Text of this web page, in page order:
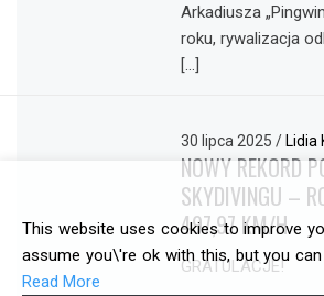
Arkadiusza
roku, rywalizacja
[…]
30 lipca 2025/ Lidia
NOWY REKORD
SKYDIVINGU –
497,97 KM/H
GRATULACJE!
This website uses cookies to improve
assume you\'re ok with this, but you
Read More